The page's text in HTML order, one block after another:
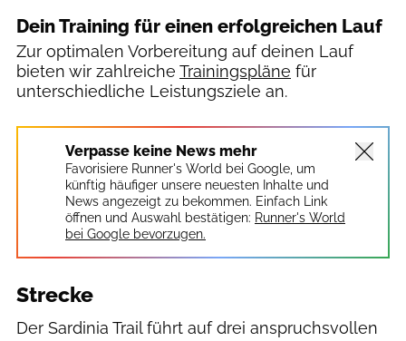
Dein Training für einen erfolgreichen Lauf
Zur optimalen Vorbereitung auf deinen Lauf
bieten wir zahlreiche Trainingspläne für
unterschiedliche Leistungsziele an.
Verpasse keine News mehr
Favorisiere Runner's World bei Google, um
künftig häufiger unsere neuesten Inhalte und
News angezeigt zu bekommen. Einfach Link
öffnen und Auswahl bestätigen: Runner's World
bei Google bevorzugen.
Strecke
Der Sardinia Trail führt auf drei anspruchsvollen